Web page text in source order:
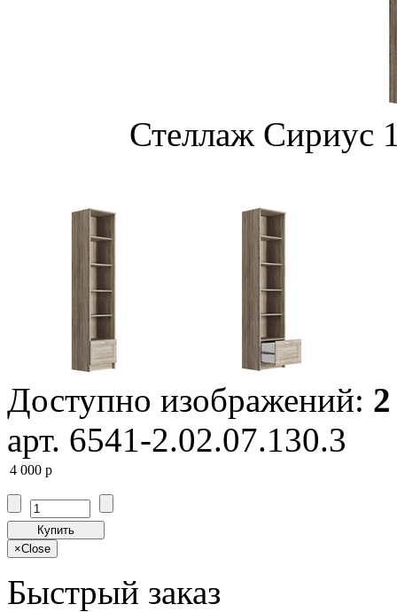
Стеллаж Сириус
Доступно изображений: 2
арт. 6541-2.02.07.130.3
4 000 p
Купить
×Close
Быстрый заказ